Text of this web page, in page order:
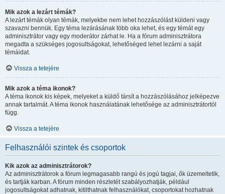
Mik azok a lezárt témák?
A lezárt témák olyan témák, melyekbe nem lehet hozzászólást küldeni vagy
szavazni bennük. Egy téma lezárásának több oka lehet, és egy témát egy
adminisztrátor vagy egy moderátor zárhat le. Ha a fórum adminisztrátora
megadta a szükséges jogosultságokat, lehetőséged lehet lezárni a saját
témáidat.
Vissza a tetejére
Mik azok a téma ikonok?
A téma ikonok kis képek, melyeket a küldő társít a hozzászólásához jelképezve
annak tartalmát. A téma ikonok használatának lehetősége az adminisztrátortól
függ.
Vissza a tetejére
Felhasználói szintek és csoportok
Kik azok az adminisztrátorok?
Az adminisztrátorok a fórum legmagasabb rangú és jogú tagjai, ők üzemeltetik,
és tartják karban. A fórum minden részletét szabályozhatják, például
jogosultságokat adhatnak, kitilthatnak felhasználókat, csoportokat hozhatnak